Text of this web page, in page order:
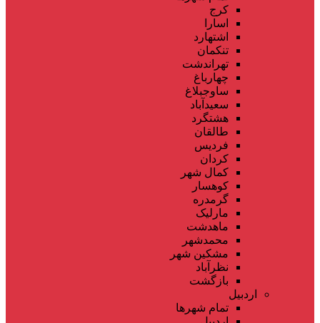
کرج
اسارا
اشتهارد
تنکمان
تهراندشت
چهارباغ
ساوجبلاغ
سعیدآباد
هشتگرد
طالقان
فردیس
کردان
کمال شهر
کوهسار
گرمدره
مارلیک
ماهدشت
محمدشهر
مشکین شهر
نظرآباد
بازگشت
اردبیل
تمام شهر‌ها